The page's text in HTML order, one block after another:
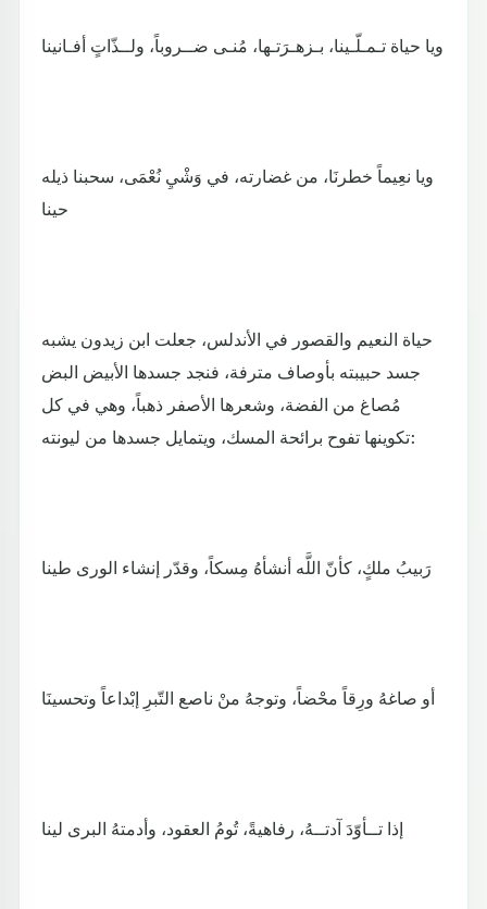
ويا حياة تـمـلّـينا، بـزهـرَتـها، مُنـى ضــروباً، ولــذّاتٍ أفـانينا
ويا نعِيماً خطرنَا، من غضارته، في وَشْيِ نُعْمَى، سحبنا ذيله
حينا
حياة النعيم والقصور في الأندلس، جعلت ابن زيدون يشبه
جسد حبيبته بأوصاف مترفة، فنجد جسدها الأبيض البض
مُصاغ من الفضة، وشعرها الأصفر ذهباً، وهي في كل
تكوينها تفوح برائحة المسك، ويتمايل جسدها من ليونته:
رَبيبُ ملكٍ، كأنّ اللَّه أنشأهُ مِسكاً، وقدّر إنشاء الورى طينا
أو صاغهُ ورِقاً محْضاً، وتوجهُ منْ ناصع التّبرِ إبْداعاً وتحسينَا
إذا تــأوّدَ آدتــهُ، رفاهيةً، تُومُ العقود، وأدمتهُ البرى لينا